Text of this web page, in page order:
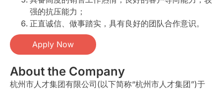
强的抗压能力；
正直诚信、做事踏实，具有良好的团队合作意识。
Apply Now
About the Company
杭州市人才集团有限公司(以下简称“杭州市人才集团”)于